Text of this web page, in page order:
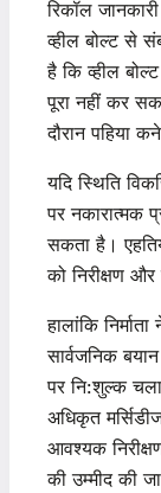
रिकॉल
व्हील बोल्ट से
है कि व्हील
पूरा नहीं कर
दौरान पहिया
यदि स्थिति
पर नकारात्मक
सकता है।
को निरीक्षण और
हालांकि
सार्वजनिक
पर नि:शुल्क
अधिकृत
आवश्यक
की उम्मीद की